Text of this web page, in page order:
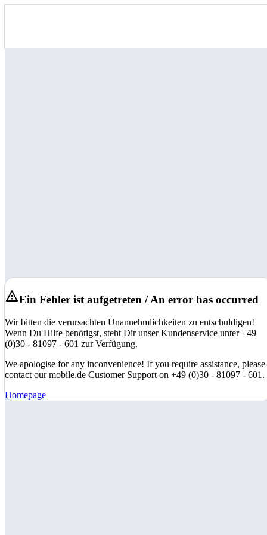
Ein Fehler ist aufgetreten / An error has occurred
Wir bitten die verursachten Unannehmlichkeiten zu entschuldigen!
Wenn Du Hilfe benötigst, steht Dir unser Kundenservice unter +49
(0)30 - 81097 - 601 zur Verfügung.
We apologise for any inconvenience! If you require assistance, please
contact our mobile.de Customer Support on +49 (0)30 - 81097 - 601.
Homepage